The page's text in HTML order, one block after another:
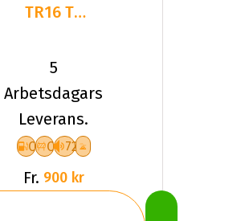
TR16 TL
LANDSAIL
W.LANDER
NORDIC
5
Arbetsdagars
Leverans.
C C 72
Fr. 900 kr